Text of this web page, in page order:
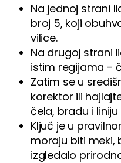
Na jednoj strani
broj 5, koji
vilice.
Na drugoj strani
istim regijama -
Zatim se u
korektor ili
čela, bradu i liniju
Ključ je u
moraju biti meki,
izgledalo